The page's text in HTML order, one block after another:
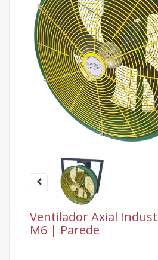
Ventilador Axial
M6 | Parede